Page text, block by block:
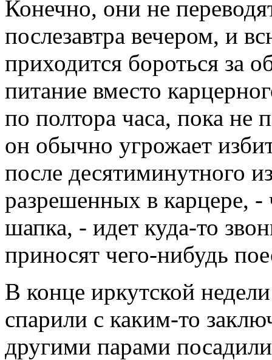
Конечно, они не
послезавтра вечером, и
приходится бороться за
питание вместо
по полтора часа, пока не
он обычно угрожает
после десятиминутного
разрешенных в карцере, -
шапка, - идет куда-то
приносят чего-нибудь
В конце иркутской
спарили с каким-то
другими парами